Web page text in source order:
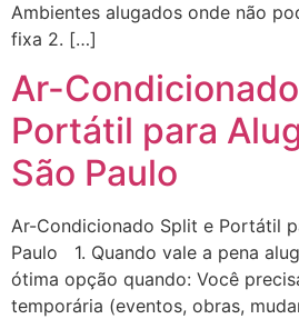
Ambientes alugados onde não
fixa 2. […]
Ar-
Portátil para
São Paulo
Ar-Condicionado Split e Portátil
Paulo 1. Quando vale a pena
ótima opção quando: Você
temporária (eventos, obras,